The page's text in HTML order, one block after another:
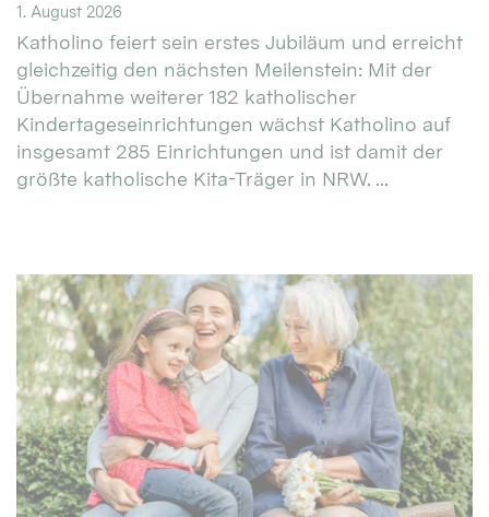
1. August 2026
Katholino feiert sein erstes Jubiläum und erreicht
gleichzeitig den nächsten Meilenstein: Mit der
Übernahme weiterer 182 katholischer
Kindertageseinrichtungen wächst Katholino auf
insgesamt 285 Einrichtungen und ist damit der
größte katholische Kita-Träger in NRW. ...